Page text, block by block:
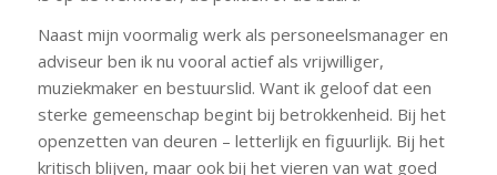
Naast mijn voormalig werk als personeelsmanager en
adviseur ben ik nu vooral actief als vrijwilliger,
muziekmaker en bestuurslid. Want ik geloof dat een
sterke gemeenschap begint bij betrokkenheid. Bij het
openzetten van deuren – letterlijk en figuurlijk. Bij het
kritisch blijven, maar ook bij het vieren van wat goed